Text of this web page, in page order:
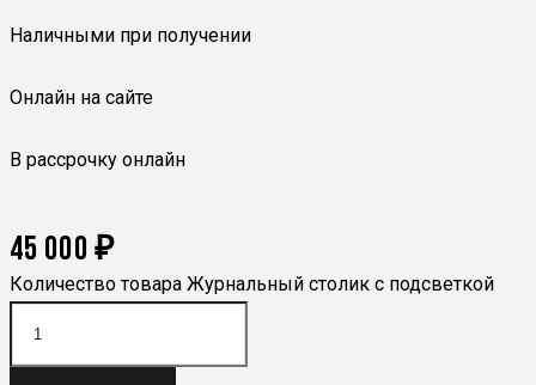
Наличными при получении
Онлайн на сайте
В рассрочку онлайн
45 000 ₽
Количество товара Журнальный столик с подсветкой